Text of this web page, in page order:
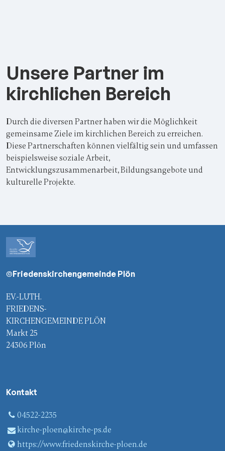
Unsere Partner im
kirchlichen Bereich
Durch die diversen Partner haben wir die Möglichkeit
gemeinsame Ziele im kirchlichen Bereich zu erreichen.
Diese Partnerschaften können vielfältig sein und umfassen
beispielsweise soziale Arbeit,
Entwicklungszusammenarbeit, Bildungsangebote und
kulturelle Projekte.
©Friedenskirchengemeinde Plön
EV.-LUTH.
FRIEDENS-
KIRCHENGEMEINDE PLÖN
Markt 25
24306 Plön
Kontakt
04522-2235
kirche-ploen@​kirche-ps.​de
https://www.​friedenskirche-ploen.​de